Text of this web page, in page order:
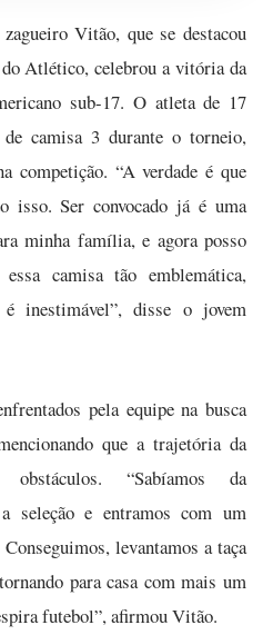
Vitão, que se destacou
do Atlético, celebrou a vitória da
sub-17. O atleta de 17
camisa 3 durante o torneio,
competição. “A verdade é que
isso. Ser convocado já é uma
minha família, e agora posso
camisa tão emblemática,
inestimável”, disse o jovem
pela equipe na busca
que a trajetória da
“Sabíamos da
seleção e entramos com um
levantamos a taça
para casa com mais um
futebol”, afirmou Vitão.